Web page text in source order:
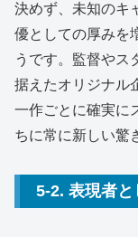
決めず、未知のキ
優としての厚みを
うです。監督やス
据えたオリジナル
一作ごとに確実に
ちに常に新しい驚
5-2. 表現者